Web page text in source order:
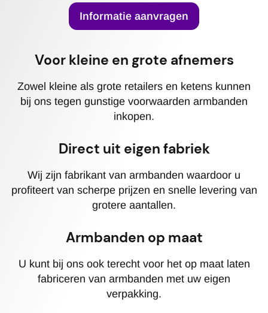
Informatie aanvragen
Voor kleine en grote afnemers
Zowel kleine als grote retailers en ketens kunnen
bij ons tegen gunstige voorwaarden armbanden
inkopen.
Direct uit eigen fabriek
Wij zijn fabrikant van armbanden waardoor u
profiteert van scherpe prijzen en snelle levering van
grotere aantallen.
Armbanden op maat
U kunt bij ons ook terecht voor het op maat laten
fabriceren van armbanden met uw eigen
verpakking.